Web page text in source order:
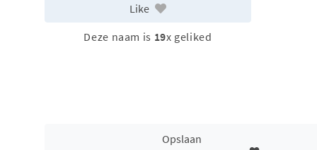
Like
Deze naam is 19x geliked
Opslaan